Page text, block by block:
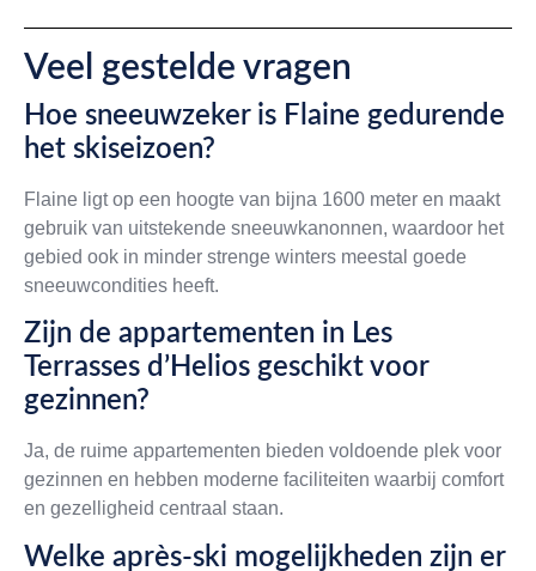
Veel gestelde vragen
Hoe sneeuwzeker is Flaine gedurende
het skiseizoen?
Flaine ligt op een hoogte van bijna 1600 meter en maakt
gebruik van uitstekende sneeuwkanonnen, waardoor het
gebied ook in minder strenge winters meestal goede
sneeuwcondities heeft.
Zijn de appartementen in Les
Terrasses d’Helios geschikt voor
gezinnen?
Ja, de ruime appartementen bieden voldoende plek voor
gezinnen en hebben moderne faciliteiten waarbij comfort
en gezelligheid centraal staan.
Welke après-ski mogelijkheden zijn er